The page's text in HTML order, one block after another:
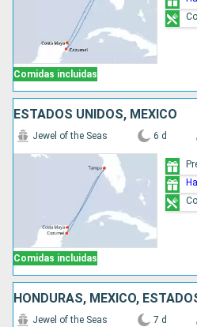
Comidas incluidas
ESTADOS UNIDOS, MÉXICO
Comidas incluidas
Jewel of the Seas 6 d
HONDURAS, MÉXICO,
Jewel of the Seas 7 d